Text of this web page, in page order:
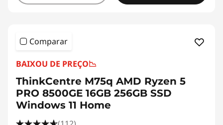
Comparar
BAIXOU DE PREÇO📉
ThinkCentre M75q AMD Ryzen 5
PRO 8500GE 16GB 256GB SSD
Windows 11 Home